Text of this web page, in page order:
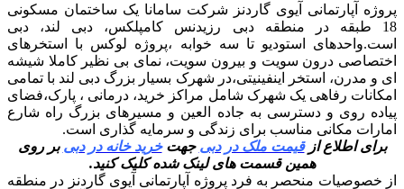
پروژه آپارتمانی آیوی گاردنز شرکت سامانا یک ساختمان مسکونی
18 طبقه در منطقه دبی رزیدنس کامپلکس، دبی لند، دبی
است.واحدهای استودیو تا سه خوابه ،پروژه لوکس با استخرهای
اختصاصی درون سویت و بیرون سویت، نمای بی نظیر کاملا شیشه
ای و مدرن، استخر اینفینیتی،در شهرک بسیار بزرگ دبی لند با تمامی
امکانات رفاهی یک شهرک شامل مراکز خرید، درمانی ، پارک،فضای
پیاده روی و دسترسی به جاده العین و مسیرهای بزرگ راه شارع
امارات مکانی مناسب برای زندگی و سرمایه گذاری است.
برای اطلاع ازقیمت ملک در دبی جهتخرید خانه در دبی بر روی
همین قسمت های لینک شده کلیک کنید.
از خصوصیات منحصر به فرد پروژه آپارتمانی آیوی گاردنز در منطقه